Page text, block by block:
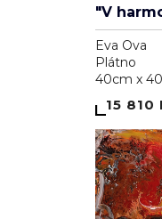
"V
Eva Ova
Plátno
40cm x
15 810